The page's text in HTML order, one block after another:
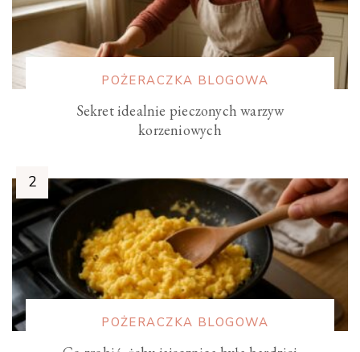
POŻERACZKA BLOGOWA
Sekret idealnie pieczonych warzyw
korzeniowych
POŻERACZKA BLOGOWA